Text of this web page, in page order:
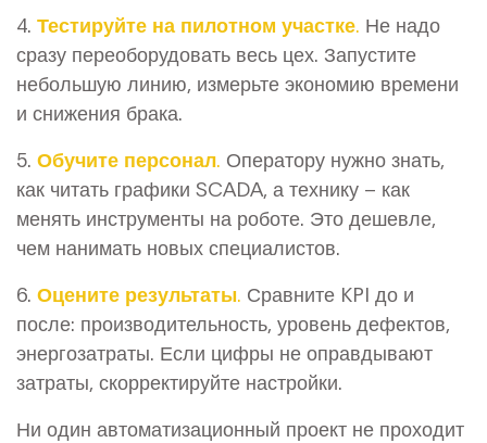
4. Тестируйте на пилотном участке. Не надо
сразу переоборудовать весь цех. Запустите
небольшую линию, измерьте экономию времени
и снижения брака.
5. Обучите персонал. Оператору нужно знать,
как читать графики SCADA, а технику – как
менять инструменты на роботе. Это дешевле,
чем нанимать новых специалистов.
6. Оцените результаты. Сравните KPI до и
после: производительность, уровень дефектов,
энергозатраты. Если цифры не оправдывают
затраты, скорректируйте настройки.
Ни один автоматизационный проект не проходит